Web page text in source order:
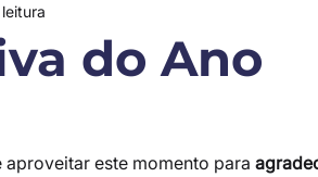
do Ano
este momento para